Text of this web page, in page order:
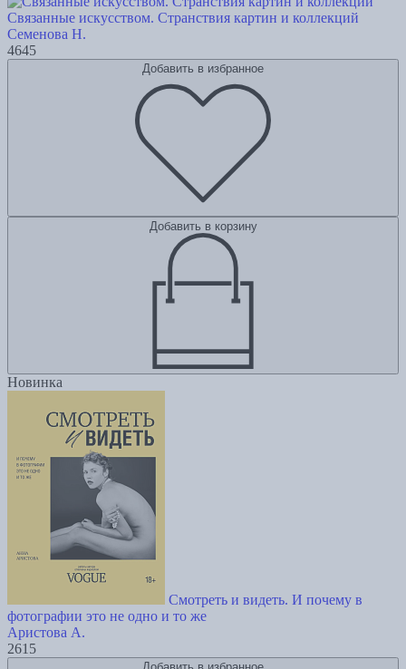
Связанные искусством. Странствия картин и коллекций
Семенова Н.
4645
Добавить в избранное
Добавить в корзину
Новинка
Смотреть и видеть. И почему в
фотографии это не одно и то же
Аристова А.
2615